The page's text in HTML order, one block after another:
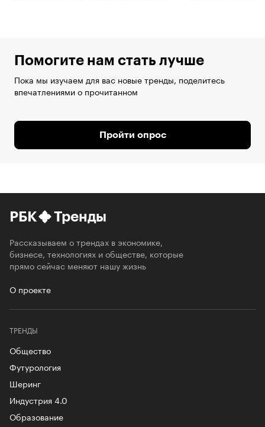
Помогите нам стать лучше
Пока мы изучаем для вас новые тренды, поделитесь
впечатлениями о прочитанном
Пройти опрос
РБК Тренды
Рассказываем о трендах в экономике,
бизнесе, технологиях и обществе, которые
прямо сейчас меняют нашу жизнь
О проекте
ТРЕНДЫ
Общество
Футурология
Шеринг
Индустрия 4.0
Образование